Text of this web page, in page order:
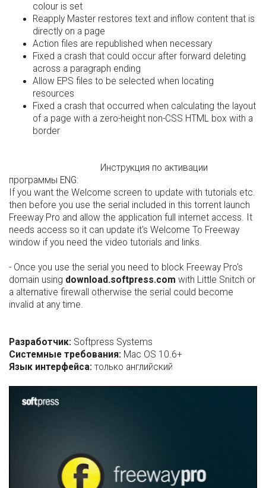
colour is set
Reapply Master restores text and inflow content that is
directly on a page
Action files are republished when necessary
Fixed a crash that could occur after forward deleting
across a paragraph ending
Allow EPS files to be selected when locating
resources
Fixed a crash that occurred when calculating the layout
of a page with a zero-height non-CSS HTML box with a
border
Инструкция по активации
программы ENG:
If you want the Welcome screen to update with tutorials etc.
then before you use the serial included in this torrent launch
Freeway Pro and allow the application full internet access. It
needs access so it can update it's Welcome To Freeway
window if you need the video tutorials and links.
- Once you use the serial you need to block Freeway Pro's
domain using download.softpress.com with Little Snitch or
a alternative firewall otherwise the serial could become
invalid at any time.
Разработчик: Softpress Systems
Системные требования: Mac OS 10.6+
Язык интерфейса: только английский